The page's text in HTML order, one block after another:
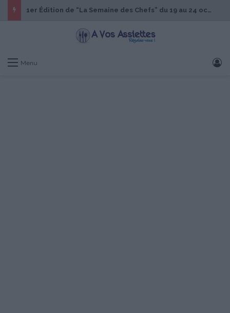
1er Édition de “La Semaine des Chefs” du 19 au 24 octobre 2026
Menu